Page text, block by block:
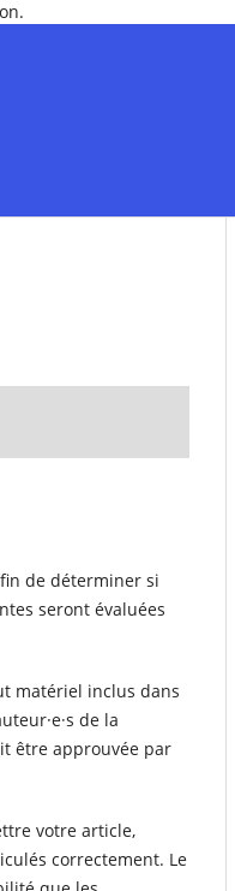
de déterminer si
seront évaluées
matériel inclus dans
de la
être approuvée par
votre article,
correctement. Le